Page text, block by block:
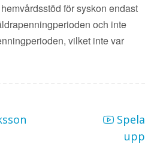
för syskon endast
och inte
vilket inte var
Spela
upp